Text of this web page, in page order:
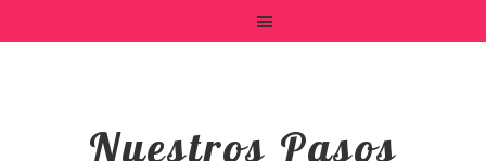
Nuestros Pasos